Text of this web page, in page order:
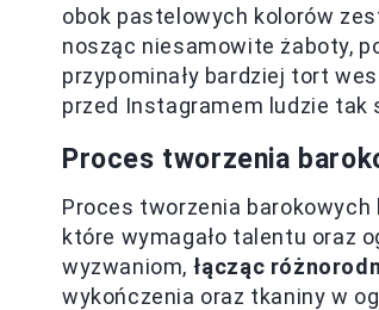
obok pastelowych kolorów
nosząc niesamowite żaboty,
przypominały bardziej tort
przed Instagramem ludzie tak
Proces tworzenia
Proces tworzenia
które wymagało talentu oraz
wyzwaniom, łącząc
wykończenia oraz tkaniny w